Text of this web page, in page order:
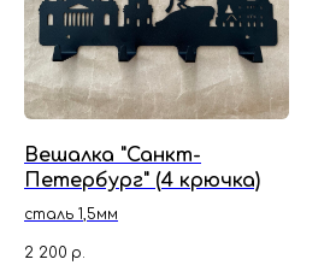
Вешалка "Санкт-
Петербург" (4 крючка)
сталь 1,5мм
2 200 р.